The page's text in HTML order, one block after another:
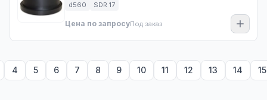
d560 SDR 17
Цена по запросуПод заказ
4 5 6 7 8 9 10 11 12 13 14 15